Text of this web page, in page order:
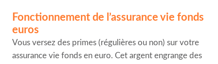
Fonctionnement de l’assurance vie fonds
euros
Vous versez des primes (régulières ou non) sur votre
assurance vie fonds en euro. Cet argent engrange des